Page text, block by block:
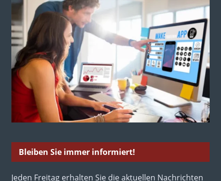
Bleiben Sie immer informiert!
Jeden Freitag erhalten Sie die aktuellen Nachrichten